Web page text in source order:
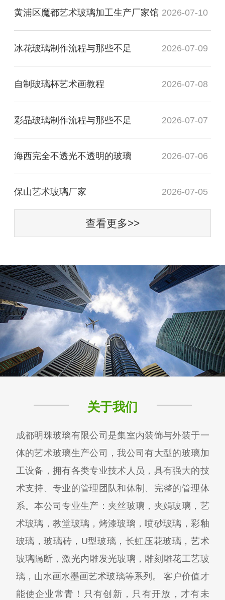
黄浦区魔都艺术玻璃加工生产厂家馆 2026-07-10
冰花玻璃制作流程与那些不足 2026-07-09
自制玻璃杯艺术画教程 2026-07-08
彩晶玻璃制作流程与那些不足 2026-07-07
海西完全不透光不透明的玻璃 2026-07-06
保山艺术玻璃厂家 2026-07-05
查看更多>>
关于我们
成都明珠玻璃有限公司是集室内装饰与外装于一
体的艺术玻璃生产公司，我公司有大型的玻璃加
工设备，拥有各类专业技术人员，具有强大的技
术支持、专业的管理团队和体制、完整的管理体
系。本公司专业生产：夹丝玻璃，夹娟玻璃，艺
术玻璃，教堂玻璃，烤漆玻璃，喷砂玻璃，彩釉
玻璃，玻璃砖，U型玻璃，长虹压花玻璃，艺术
玻璃隔断，激光内雕发光玻璃，雕刻雕花工艺玻
璃，山水画水墨画艺术玻璃等系列。 客户价值才
能使企业常青！只有创新，只有开放，才有未